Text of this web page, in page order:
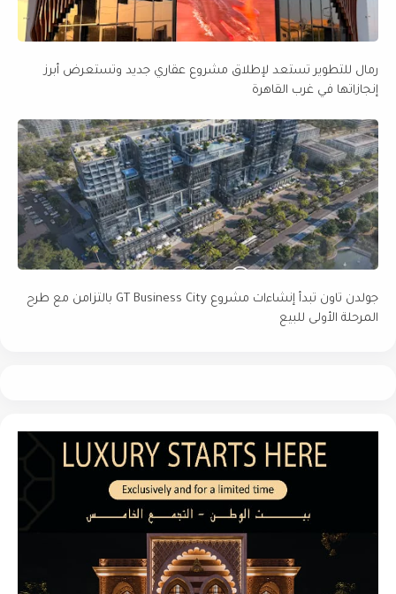
رمال للتطوير تستعد لإطلاق مشروع عقاري جديد وتستعرض أبرز
إنجازاتها في غرب القاهرة
جولدن تاون تبدأ إنشاءات مشروع GT Business City بالتزامن مع طرح
المرحلة الأولى للبيع